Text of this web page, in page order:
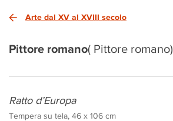
Arte dal XV al XVIII secolo
Pittore romano( Pittore romano)
Ratto d’Europa
Tempera su tela, 46 x 106 cm